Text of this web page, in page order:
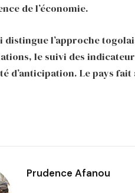
de l’économie.
distingue l’approche
le suivi des
d’anticipation. Le pays
Prudence Afanou